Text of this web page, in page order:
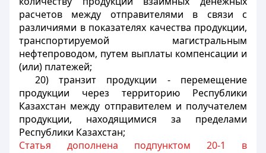
расчетов между отправителями в связи с
различиями в показателях качества продукции,
транспортируемой магистральным
нефтепроводом, путем выплаты компенсации и
(или) платежей;
20) транзит продукции - перемещение
продукции через территорию Республики
Казахстан между отправителем и получателем
продукции, находящимися за пределами
Республики Казахстан;
Статья дополнена подпунктом 20-1 в